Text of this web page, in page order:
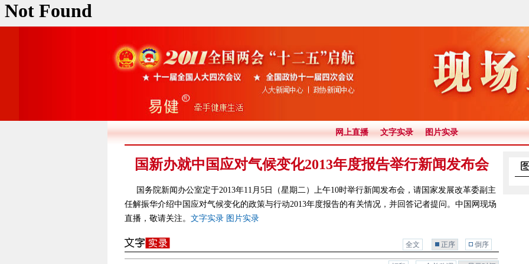
网上直播 文字实录 图片实录
国新办就中国应对气候变化2013年度报告举行新闻发布会
国务院新闻办公室定于2013年11月5日（星期二）上午10时举行新闻发布会，请国家发展改革委副主
任解振华介绍中国应对气候变化的政策与行动2013年度报告的有关情况，并回答记者提问。中国网现场
直播，敬请关注。 文字实录 图片实录
全文 正序 倒序